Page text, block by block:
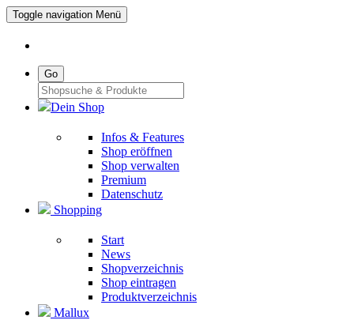
Toggle navigation Menü
Go
Dein Shop
Infos & Features
Shop eröffnen
Shop verwalten
Premium
Datenschutz
Shopping
Start
News
Shopverzeichnis
Shop eintragen
Produktverzeichnis
Mallux